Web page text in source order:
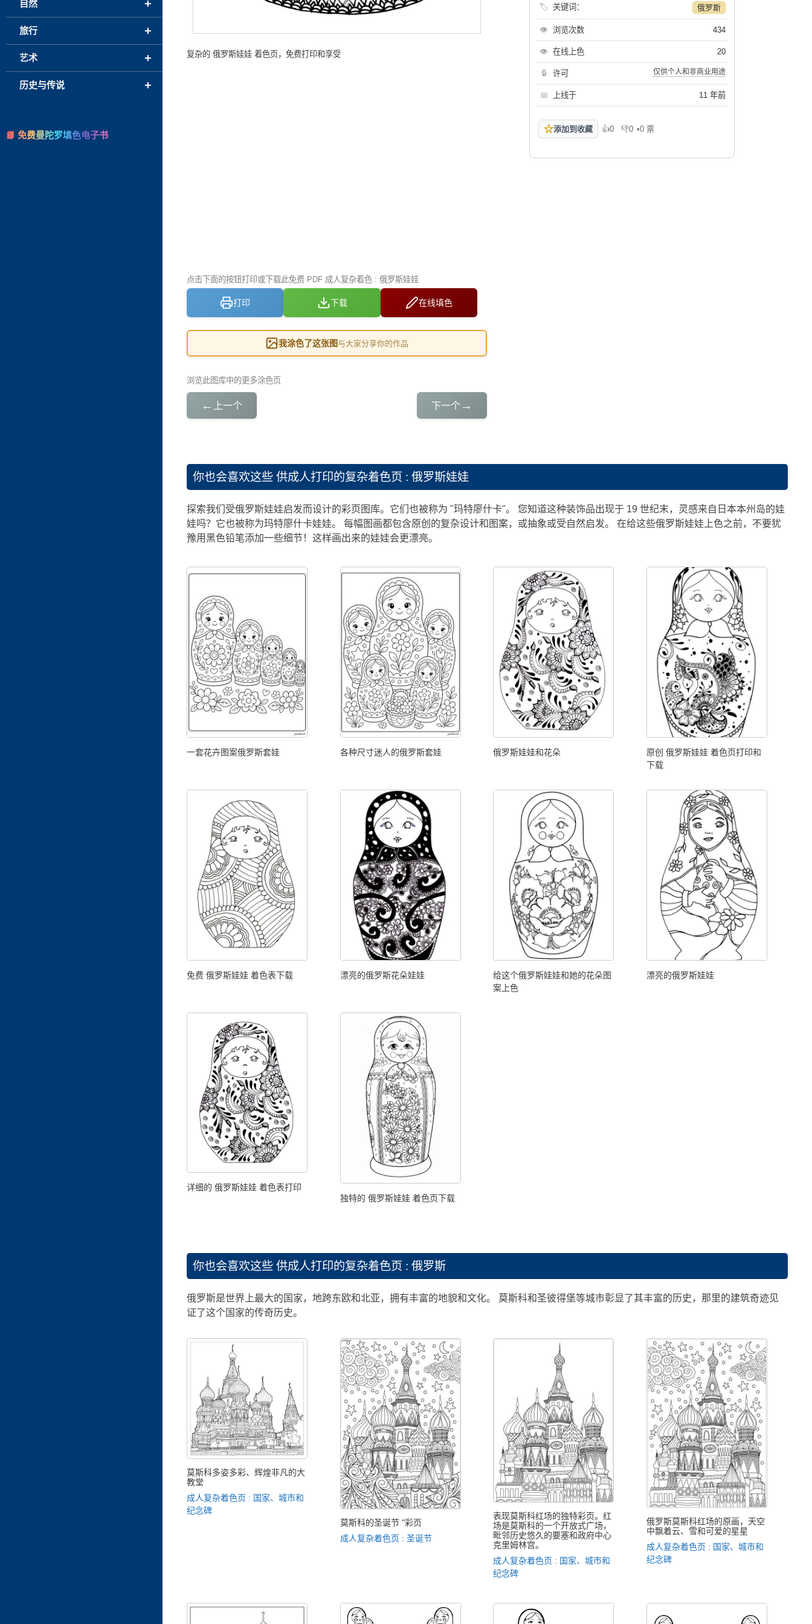
复杂的 俄罗斯娃娃 着色页，免费打印和享受
点击下面的按钮打印或下载此免费 PDF 成人复杂着色 : 俄罗斯娃娃
打印 下载 在线填色
我涂色了这张图与大家分享你的作品
浏览此图库中的更多涂色页
← 上一个 下一个 →
🏷 关键词： 俄罗斯
👁 浏览次数 434
👁 在线上色 20
🔒 许可 仅供个人和非商业用途
📅 上线于 11 年前
☆添加到收藏 👍0
喜欢 👎0
不喜欢
•0 票
你也会喜欢这些 供成人打印的复杂着色页 : 俄罗斯娃娃
探索我们受俄罗斯娃娃启发而设计的彩页图库。它们也被称为 "玛特廖什卡"。 您知道这种装饰品出现于 19 世纪末，灵感来自日本本州岛的娃
娃吗？它也被称为玛特廖什卡娃娃。 每幅图画都包含原创的复杂设计和图案，或抽象或受自然启发。 在给这些俄罗斯娃娃上色之前，不要犹
豫用黑色铅笔添加一些细节！这样画出来的娃娃会更漂亮。
一套花卉图案俄罗斯套娃 各种尺寸迷人的俄罗斯套娃 俄罗斯娃娃和花朵
原创 俄罗斯娃娃 着色页打印和
下载
免费 俄罗斯娃娃 着色表下载 漂亮的俄罗斯花朵娃娃
给这个俄罗斯娃娃和她的花朵图
案上色
漂亮的俄罗斯娃娃
详细的 俄罗斯娃娃 着色表打印
独特的 俄罗斯娃娃 着色页下载
你也会喜欢这些 供成人打印的复杂着色页 : 俄罗斯
俄罗斯是世界上最大的国家，地跨东欧和北亚，拥有丰富的地貌和文化。 莫斯科和圣彼得堡等城市彰显了其丰富的历史，那里的建筑奇迹见
证了这个国家的传奇历史。
莫斯科多姿多彩、辉煌非凡的大
教堂
成人复杂着色页 : 国家、城市和
纪念碑
莫斯科的圣诞节 "彩页
成人复杂着色页 : 圣诞节
表现莫斯科红场的独特彩页。红
场是莫斯科的一个开放式广场，
毗邻历史悠久的要塞和政府中心
克里姆林宫。
成人复杂着色页 : 国家、城市和
纪念碑
俄罗斯莫斯科红场的原画，天空
中飘着云、雪和可爱的星星
成人复杂着色页 : 国家、城市和
纪念碑
+
自然
+
旅行
+
艺术
+
历史与传说
📘 免费曼陀罗填色电子书